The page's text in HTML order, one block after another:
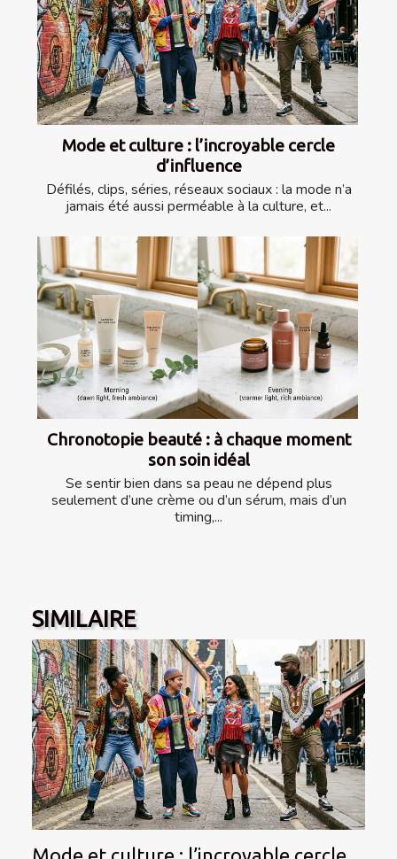
Mode et culture : l’incroyable cercle
d’influence
Défilés, clips, séries, réseaux sociaux : la mode n’a
jamais été aussi perméable à la culture, et...
Chronotopie beauté : à chaque moment
son soin idéal
Se sentir bien dans sa peau ne dépend plus
seulement d’une crème ou d’un sérum, mais d’un
timing,...
SIMILAIRE